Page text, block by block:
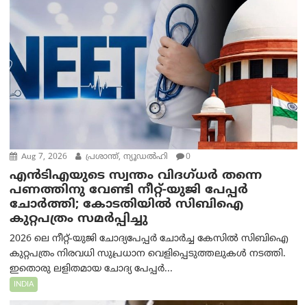
Aug 7, 2026 പ്രശാന്ത്, ന്യൂഡല്‍ഹി 0
എൻ‌ടി‌എയുടെ സ്വന്തം വിദഗ്ധർ തന്നെ
പണത്തിനു വേണ്ടി നീറ്റ്-യു‌ജി പേപ്പർ
ചോർത്തി; കോടതിയില്‍ സിബിഐ
കുറ്റപത്രം സമര്‍പ്പിച്ചു
2026 ലെ നീറ്റ്-യുജി ചോദ്യപേപ്പർ ചോർച്ച കേസിൽ സിബിഐ
കുറ്റപത്രം നിരവധി സുപ്രധാന വെളിപ്പെടുത്തലുകൾ നടത്തി.
ഇതൊരു ലളിതമായ ചോദ്യ പേപ്പർ...
INDIA